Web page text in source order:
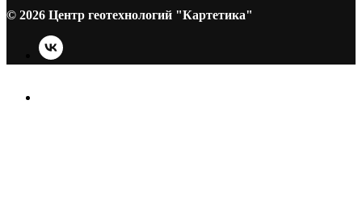
© 2026 Центр геотехнологий "Картетика"